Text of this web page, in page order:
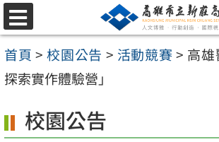
跳
至
主
要
容
選
單
首頁 > 校園公告 > 活動競賽 > 高
探索實作體驗營」
校園公告